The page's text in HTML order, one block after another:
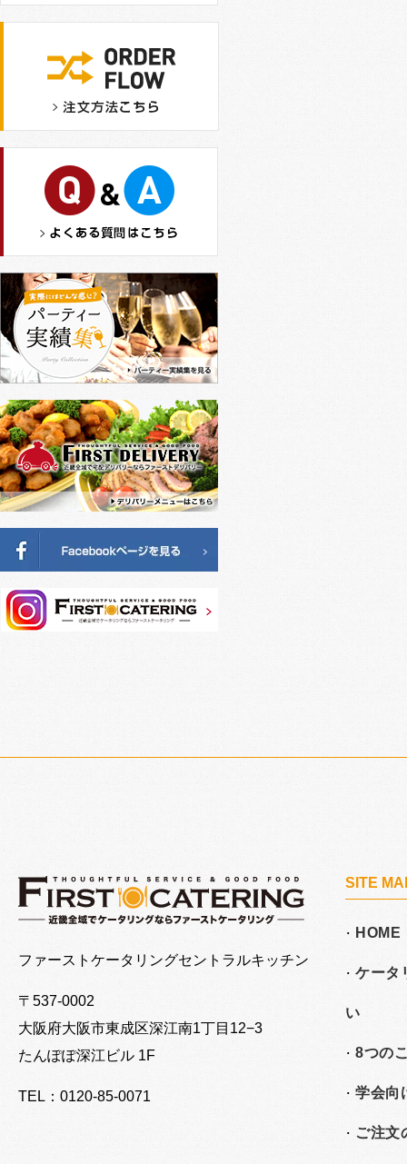
ファーストケータリングセントラルキッチン
〒537-0002
大阪府大阪市東成区深江南1丁目12−3
たんぽぽ深江ビル 1F
TEL：0120-85-0071
SITE
HOME
ケータ
い
8つの
学会向
ご注文